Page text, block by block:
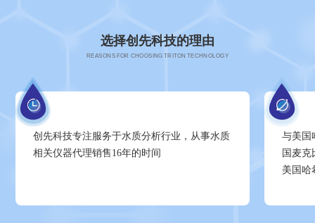
选择创先科技的理由
REASONS FOR CHOOSING TRITON TECHNOLOGY
创先科技专注服务于水质分析行业，从事水质
相关仪器代理销售16年的时间
与美国
国麦
美国哈